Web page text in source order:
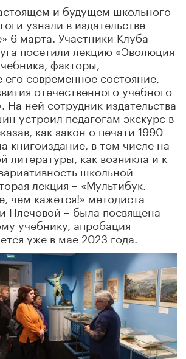
и будущем школьного
узнали в издательстве
6 марта. Участники Клуба
посетили лекцию «Эволюция
факторы,
современное состояние,
отечественного учебного
На ней сотрудник издательства
устроил педагогам экскурс в
как закон о печати 1990
книгоиздание, в том числе на
литературы, как возникла и к
школьной
лекция – «Мультибук.
чем кажется!» методиста-
Плечовой – была посвящена
учебнику, апробация
уже в мае 2023 года.